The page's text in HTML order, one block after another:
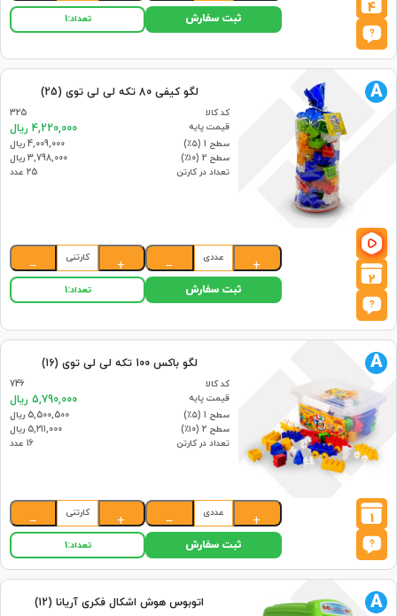
4
ثبت سفارش تعداد:1
لگو کیفی 80 تکه لی لی توی (25)
کد کالا
325
قیمت پایه
4,220,000 ریال
سطح 1 (۵٪)
4,009,000 ریال
سطح 2 (۱۰٪)
3,798,000 ریال
تعداد در کارتن
25 عدد
2
A
+
عددی
−
+
کارتنی
−
ثبت سفارش تعداد:1
لگو باکس 100 تکه لی لی توی (16)
کد کالا
746
قیمت پایه
5,790,000 ریال
سطح 1 (۵٪)
5,500,500 ریال
سطح 2 (۱۰٪)
5,211,000 ریال
تعداد در کارتن
16 عدد
1
A
+
عددی
−
+
کارتنی
−
ثبت سفارش تعداد:1
اتوبوس هوش اشکال فکری آریانا (12) A